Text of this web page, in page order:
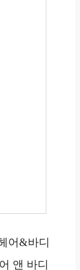
어&바디
앤 바디